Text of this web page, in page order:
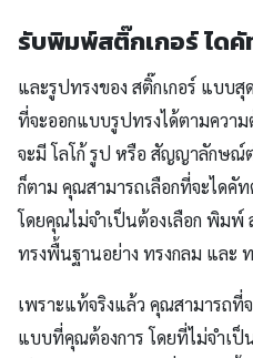
รับพิมพ์สติ๊กเกอร์ ได
และรูปทรงของ สติ๊กเกอร์ แบบ
ที่จะออกแบบรูปทรงได้ตามความ
จะมี โลโก้ รูป หรือ สัญญาลักษณ์
ก็ตาม คุณสามารถเลือกที่จะไดคั
โดยคุณไม่จำเป็นต้องเลือก พิมพ์
ทรงพื้นฐานอย่าง ทรงกลม และ
เพราะแท้จริงแล้ว คุณสามารถที่
แบบที่คุณต้องการ โดยที่ไม่จำเป็